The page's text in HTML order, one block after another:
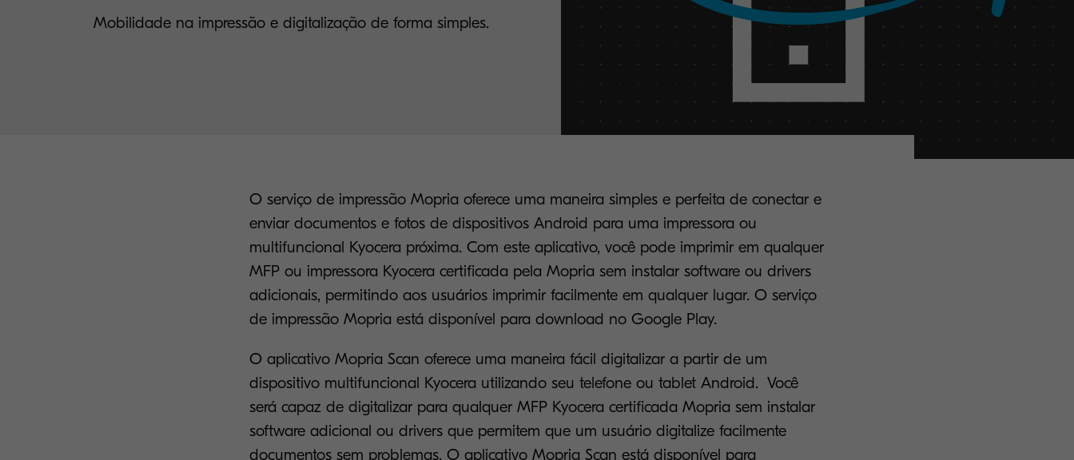
Mobilidade na impressão e digitalização de forma simples.
O serviço de impressão Mopria oferece uma maneira simples e perfeita de conectar e
enviar documentos e fotos de dispositivos Android para uma impressora ou
multifuncional Kyocera próxima. Com este aplicativo, você pode imprimir em qualquer
MFP ou impressora Kyocera certificada pela Mopria sem instalar software ou drivers
adicionais, permitindo aos usuários imprimir facilmente em qualquer lugar. O serviço
de impressão Mopria está disponível para download no Google Play.
O aplicativo Mopria Scan oferece uma maneira fácil digitalizar a partir de um
dispositivo multifuncional Kyocera utilizando seu telefone ou tablet Android. Você
será capaz de digitalizar para qualquer MFP Kyocera certificada Mopria sem instalar
software adicional ou drivers que permitem que um usuário digitalize facilmente
documentos sem problemas. O aplicativo Mopria Scan está disponível para